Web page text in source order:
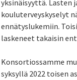
yksinäisyyttä. Lasten
kouluterveyskyselyt
ennätyslukemiin.
laskeneet takaisin
Konsortiossamme
syksyllä 2022 toisen